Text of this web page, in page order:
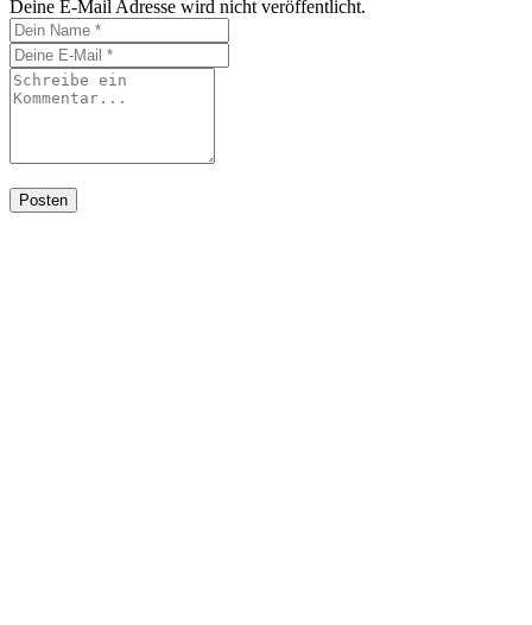
Deine E-Mail Adresse wird nicht veröffentlicht.